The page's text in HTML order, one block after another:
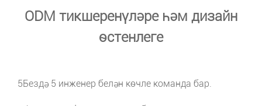
ODM тикшеренүләре һәм дизайн
өстенлеге
5Бездә 5 инженер белән көчле команда бар.